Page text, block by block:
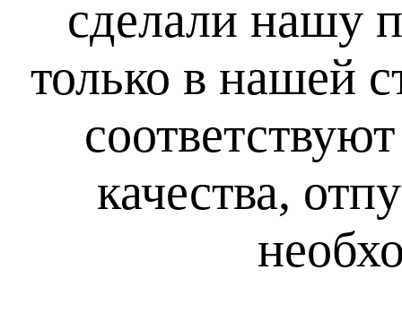
сделали нашу
только в нашей
качества,